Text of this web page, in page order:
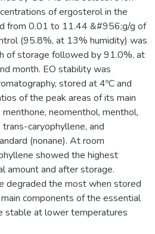
of ergosterol in the
from 0.01 to 11.44 &#956;g/g of
(95.8%, at 13% humidity) was
of storage followed by 91.0%, at
month. EO stability was
stored at 4ºC and
of the peak areas of its main
neomenthol, menthol,
caryophyllene, and
(nonane). At room
showed the highest
amount and after storage.
degraded the most when stored
components of the essential
stable at lower temperatures